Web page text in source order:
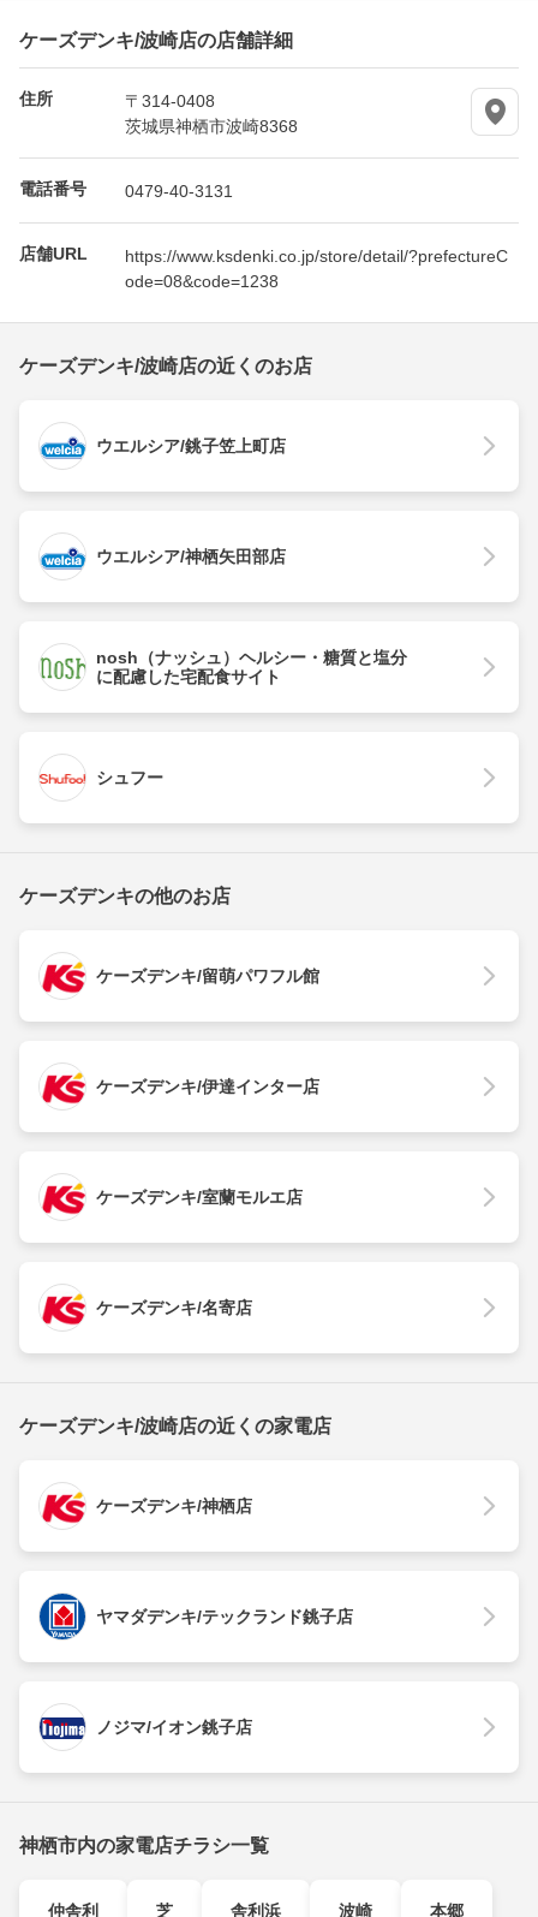
ケーズデンキ/波崎店の店舗詳細
住所
〒314-0408
茨城県神栖市波崎8368
電話番号 0479-40-3131
店舗URL
https://www.ksdenki.co.jp/store/detail/?prefectureC
ode=08&code=1238
ケーズデンキ/波崎店の近くのお店
ウエルシア/銚子笠上町店
ウエルシア/神栖矢田部店
nosh（ナッシュ）ヘルシー・糖質と塩分
に配慮した宅配食サイト
シュフー
ケーズデンキの他のお店
ケーズデンキ/留萌パワフル館
ケーズデンキ/伊達インター店
ケーズデンキ/室蘭モルエ店
ケーズデンキ/名寄店
ケーズデンキ/波崎店の近くの家電店
ケーズデンキ/神栖店
ヤマダデンキ/テックランド銚子店
ノジマ/イオン銚子店
神栖市内の家電店チラシ一覧
仲舎利 芝 舎利浜 波崎 本郷